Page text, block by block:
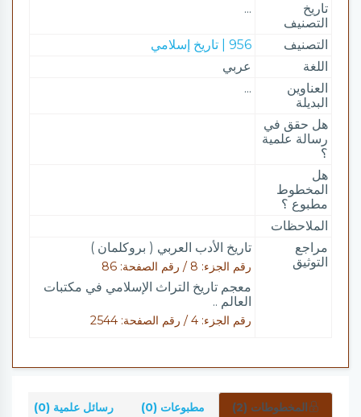
تاريخ
التصنيف
...
التصنيف
956 | تاريخ إسلامي
اللغة
عربي
العناوين
البديلة
...
هل حقق في
رسالة علمية
؟
هل
المخطوط
مطبوع ؟
الملاحظات
مراجع
التوثيق
تاريخ الأدب العربي ( بروكلمان )
رقم الجزء: 8 / رقم الصفحة: 86
معجم تاريخ التراث الإسلامي في مكتبات
العالم ..
رقم الجزء: 4 / رقم الصفحة: 2544
المخطوطات (2) مطبوعات (0) رسائل علمية (0)